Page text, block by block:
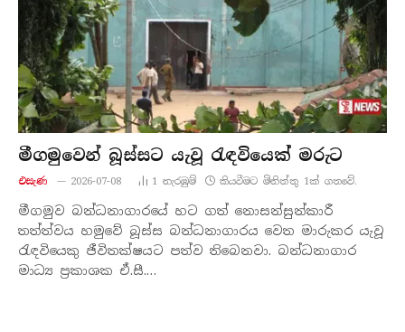
මීගමුවෙන් බූස්සට යැවූ රැඳවියෙක් මරුට
එසැණ 2026-07-08 1 නැරඹු​ම් කියවීමට මිනිත්තු 1ක් ගතවේ.
මීගමුව බන්ධනාගාරයේ හට ගත් නොසන්සුන්කාරී
තත්ත්වය හමුවේ බූස්ස බන්ධනාගාරය වෙත මාරුකර යැවූ
රැඳවියෙකු ජීවිතක්ෂයට පත්ව තිබෙනවා. බන්ධනාගාර
මාධ්‍ය ප්‍රකාශක ඒ.සී.…